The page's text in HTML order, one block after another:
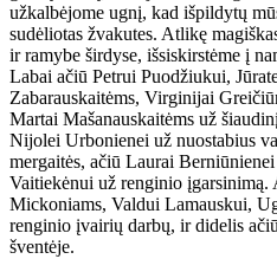
užkalbėjome ugnį, kad išpildytų
sudėliotas žvakutes. Atlikę
ir ramybe širdyse, išsiskirstėme į
Labai ačiū Petrui Puodžiukui,
Zabarauskaitėms, Virginijai
Martai Mašanauskaitėms už
Nijolei Urbonienei už nuostabius
mergaitės, ačiū Laurai
Vaitiekėnui už renginio
Mickoniams, Valdui Lamauskui,
renginio įvairių darbų, ir didelis
šventėje.